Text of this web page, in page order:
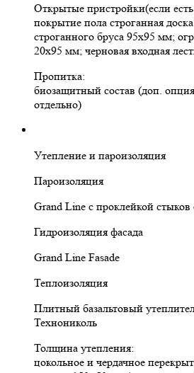
Открытые пристройки(если
покрытие пола строганная
строганного бруса 95х95 мм;
20х95 мм; черновая входная
Пропитка:
биозащитный состав (доп.
отдельно)
Утепление и пароизоляция
Пароизоляция
Grand Line с проклейкой стыков
Гидроизоляция фасада
Grand Line Fasade
Теплоизоляция
Плитный базальтовый
Технониколь
Толщина утепления:
цокольное и чердачное